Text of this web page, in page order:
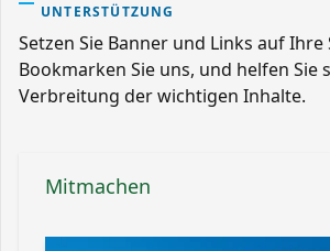
UNTERSTÜTZUNG
Setzen Sie Banner und Links auf Ihre
Bookmarken Sie uns, und helfen Sie
Verbreitung der wichtigen Inhalte.
Mitmachen